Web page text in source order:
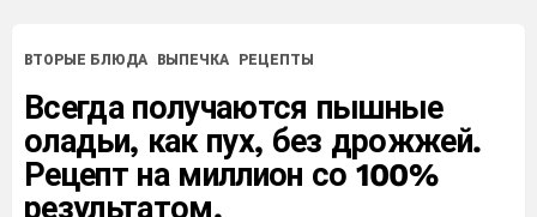
ВТОРЫЕ БЛЮДА ВЫПЕЧКА РЕЦЕПТЫ
Всегда получаются пышные
оладьи, как пух, без дрожжей.
Рецепт на миллион со 100%
результатом.